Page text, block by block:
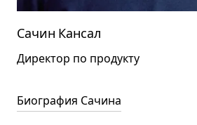
Сачин Кансал
Директор по продукту
Биография Сачина